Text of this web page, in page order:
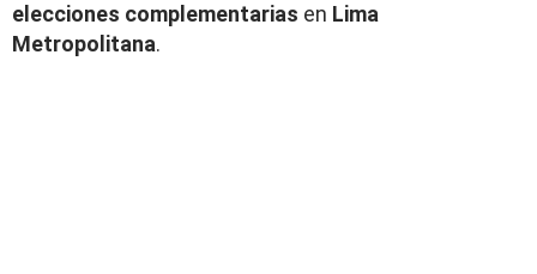
elecciones complementarias en Lima
Metropolitana.